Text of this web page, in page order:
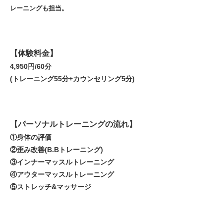
レーニングも担当。
【体験料金】
4,950円/60分
(トレーニング55分+カウンセリング5分)
【パーソナルトレーニングの流れ】
①身体の評価
②歪み改善(B.Bトレーニング)
③インナーマッスルトレーニング
④アウターマッスルトレーニング
⑤ストレッチ&マッサージ